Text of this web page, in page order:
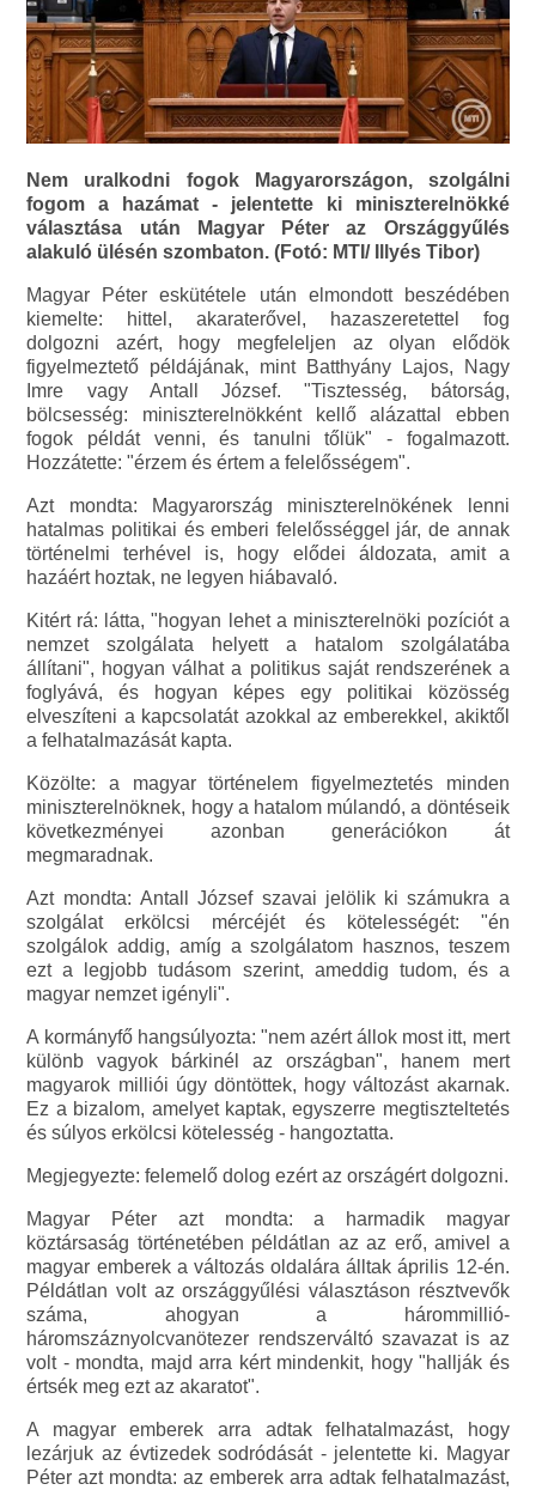
Nem uralkodni fogok Magyarországon, szolgálni
fogom a hazámat - jelentette ki miniszterelnökké
választása után Magyar Péter az Országgyűlés
alakuló ülésén szombaton. (Fotó: MTI/ Illyés Tibor)
Magyar Péter eskütétele után elmondott beszédében
kiemelte: hittel, akaraterővel, hazaszeretettel fog
dolgozni azért, hogy megfeleljen az olyan elődök
figyelmeztető példájának, mint Batthyány Lajos, Nagy
Imre vagy Antall József. "Tisztesség, bátorság,
bölcsesség: miniszterelnökként kellő alázattal ebben
fogok példát venni, és tanulni tőlük" - fogalmazott.
Hozzátette: "érzem és értem a felelősségem".
Azt mondta: Magyarország miniszterelnökének lenni
hatalmas politikai és emberi felelősséggel jár, de annak
történelmi terhével is, hogy elődei áldozata, amit a
hazáért hoztak, ne legyen hiábavaló.
Kitért rá: látta, "hogyan lehet a miniszterelnöki pozíciót a
nemzet szolgálata helyett a hatalom szolgálatába
állítani", hogyan válhat a politikus saját rendszerének a
foglyává, és hogyan képes egy politikai közösség
elveszíteni a kapcsolatát azokkal az emberekkel, akiktől
a felhatalmazását kapta.
Közölte: a magyar történelem figyelmeztetés minden
miniszterelnöknek, hogy a hatalom múlandó, a döntéseik
következményei azonban generációkon át
megmaradnak.
Azt mondta: Antall József szavai jelölik ki számukra a
szolgálat erkölcsi mércéjét és kötelességét: "én
szolgálok addig, amíg a szolgálatom hasznos, teszem
ezt a legjobb tudásom szerint, ameddig tudom, és a
magyar nemzet igényli".
A kormányfő hangsúlyozta: "nem azért állok most itt, mert
különb vagyok bárkinél az országban", hanem mert
magyarok milliói úgy döntöttek, hogy változást akarnak.
Ez a bizalom, amelyet kaptak, egyszerre megtiszteltetés
és súlyos erkölcsi kötelesség - hangoztatta.
Megjegyezte: felemelő dolog ezért az országért dolgozni.
Magyar Péter azt mondta: a harmadik magyar
köztársaság történetében példátlan az az erő, amivel a
magyar emberek a változás oldalára álltak április 12-én.
Példátlan volt az országgyűlési választáson résztvevők
száma, ahogyan a hárommillió-
háromszáznyolcvanötezer rendszerváltó szavazat is az
volt - mondta, majd arra kért mindenkit, hogy "hallják és
értsék meg ezt az akaratot".
A magyar emberek arra adtak felhatalmazást, hogy
lezárjuk az évtizedek sodródását - jelentette ki. Magyar
Péter azt mondta: az emberek arra adtak felhatalmazást,